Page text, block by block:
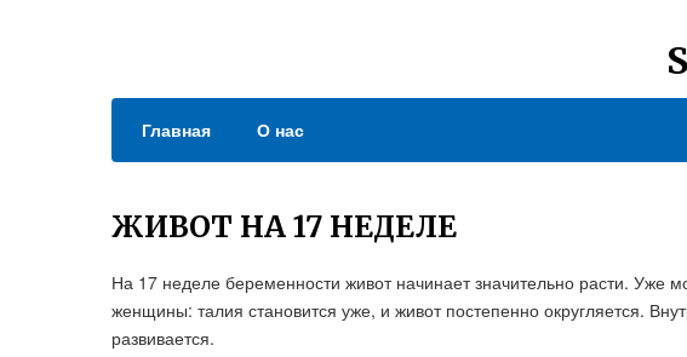
Главная О нас
ЖИВОТ НА 17 НЕДЕЛЕ
На 17 неделе беременности живот начинает значительно расти. Уже
женщины: талия становится уже, и живот постепенно округляется.
развивается.